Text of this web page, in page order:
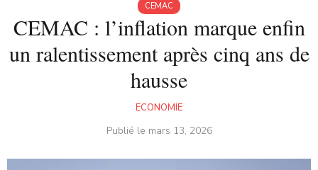
CEMAC
CEMAC : l’inflation marque enfin
un ralentissement après cinq ans de
hausse
ECONOMIE
Publié le mars 13, 2026